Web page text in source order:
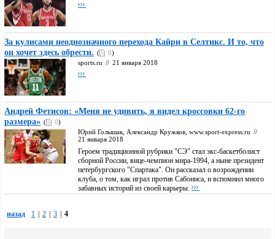
За кулисами неоднозначного перехода Кайри в Селтикс. И то, что
он хочет здесь обрести. ( 0)
sports.ru // 21 января 2018
Андрей Фетисов: «Меня не удивить, я видел кроссовки 62-го
размера» ( 0)
Юрий Голышак, Александр Кружков, www.sport-express.ru //
21 января 2018
Героем традиционной рубрики "СЭ" стал экс-баскетболист
сборной России, вице-чемпион мира-1994, а ныне президент
петербургского "Спартака". Он рассказал о возрождении
клуба, о том, как играл против Сабониса, и вспомнил много
забавных историй из своей карьеры.
назад 1 2 3 4